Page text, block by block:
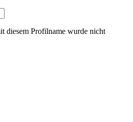
diesem Profilname wurde nicht